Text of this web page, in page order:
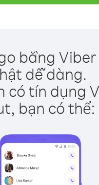
bằng
dễ dàng.
có tín dụng
bạn có thể: